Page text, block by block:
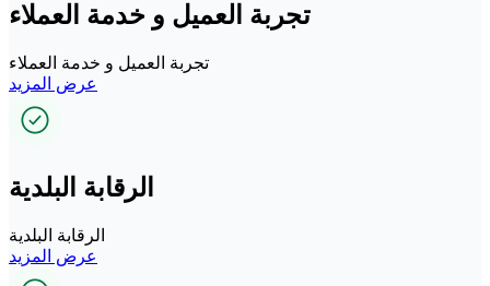
تجربة العميل و خدمة العملاء
تجربة العميل و خدمة العملاء
عرض المزيد
الرقابة البلدية
الرقابة البلدية
عرض المزيد